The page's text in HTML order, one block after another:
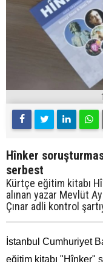
Hînker
serbest
Kürtçe eğitim kitabı
alınan yazar Mevlüt
Çınar adli kontrol
İstanbul Cumhuriyet
eğitim kitabı "Hînker"